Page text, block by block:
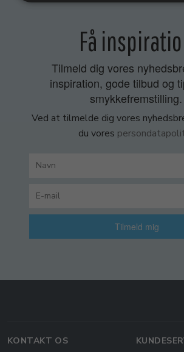
Få
Tilmeld dig vores
inspiration, gode tilbud og
smykkefremstilling.
Ved at tilmelde dig vores
du vores
Tilmeld mig
KONTAKT OS